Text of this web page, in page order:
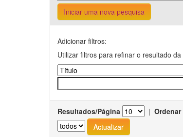
Iniciar uma nova pesquisa
Adicionar filtros:
Utilizar filtros para refinar o resultado da
Resultados/Página |